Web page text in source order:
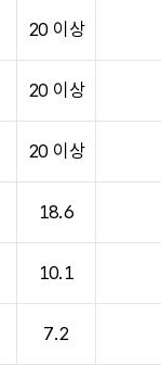
20 이상
20 이상
20 이상
18.6
10.1
7.2